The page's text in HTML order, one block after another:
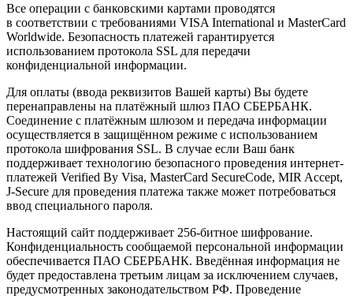
Все операции с банковскими картами проводятся
в соответствии с требованиями VISA International и MasterCard
Worldwide. Безопасность платежей гарантируется
использованием протокола SSL для передачи
конфиденциальной информации.
Для оплаты (ввода реквизитов Вашей карты) Вы будете
перенаправлены на платёжный шлюз ПАО СБЕРБАНК.
Соединение с платёжным шлюзом и передача информации
осуществляется в защищённом режиме с использованием
протокола шифрования SSL. В случае если Ваш банк
поддерживает технологию безопасного проведения интернет-
платежей Verified By Visa, MasterCard SecureCode, MIR Accept,
J-Secure для проведения платежа также может потребоваться
ввод специального пароля.
Настоящий сайт поддерживает 256-битное шифрование.
Конфиденциальность сообщаемой персональной информации
обеспечивается ПАО СБЕРБАНК. Введённая информация не
будет предоставлена третьим лицам за исключением случаев,
предусмотренных законодательством РФ. Проведение